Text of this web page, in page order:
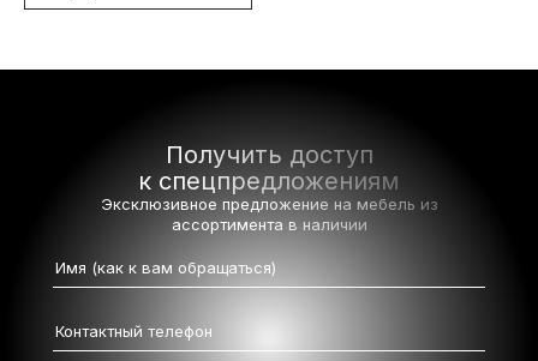
Получить доступ
к спецпредложениям
Эксклюзивное предложение на мебель из
ассортимента в наличии